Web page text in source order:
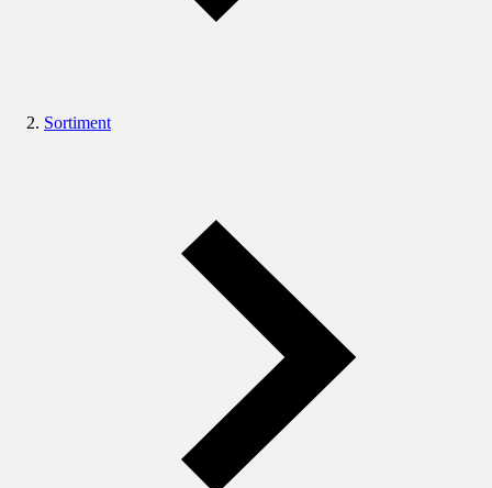
Sortiment